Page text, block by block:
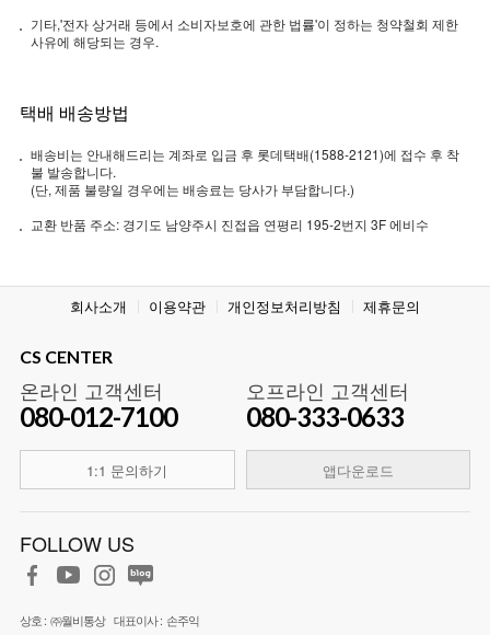
기타,'전자 상거래 등에서 소비자보호에 관한 법률'이 정하는 청약철회 제한
사유에 해당되는 경우.
택배 배송방법
배송비는 안내해드리는 계좌로 입금 후 롯데택배(1588-2121)에 접수 후 착
불 발송합니다.
(단, 제품 불량일 경우에는 배송료는 당사가 부담합니다.)
교환 반품 주소: 경기도 남양주시 진접읍 연평리 195-2번지 3F 에비수
회사소개 이용약관 개인정보처리방침 제휴문의
CS CENTER
온라인 고객센터
080-012-7100
1:1 문의하기
오프라인 고객센터
080-333-0633
앱다운로드
FOLLOW US
상호 : ㈜월비통상 대표이사 : 손주익